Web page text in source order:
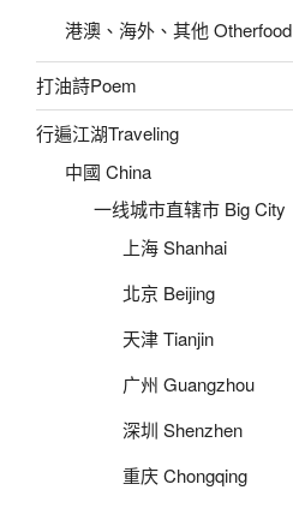
港澳、海外、其他 Otherfood
打油詩Poem
行遍江湖Traveling
中國 China
一线城市直辖市 Big City
上海 Shanhai
北京 Beijing
天津 Tianjin
广州 Guangzhou
深圳 Shenzhen
重庆 Chongqing